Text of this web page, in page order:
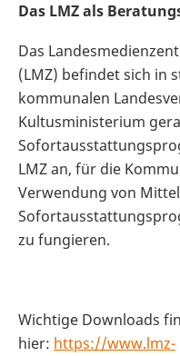
Das LMZ als
Das
(LMZ) befindet sich in
kommunalen
Kultusministerium
LMZ an, für die
Verwendung von
zu fungieren.
Wichtige Downloads
hier: https://www.lmz-